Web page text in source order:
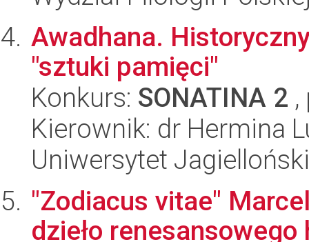
Awadhana.
"sztuki pamięci"
Konkurs: SONATINA 2
Kierownik: dr Hermina
Uniwersytet
"Zodiacus vitae"
dzieło